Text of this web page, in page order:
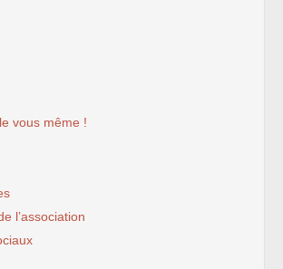
vous même !
l’association